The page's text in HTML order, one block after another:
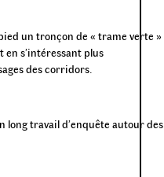
un tronçon de « trame verte »
s’intéressant plus
des corridors.
long travail d’enquête autour des